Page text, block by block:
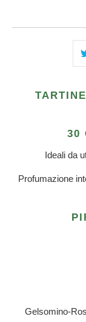
30
Ideali da
Profumazione
Gelsomino-